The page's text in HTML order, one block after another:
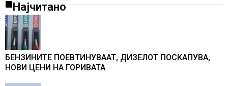
Најчитано
БЕНЗИНИТЕ ПОЕВТИНУВААТ, ДИЗЕЛОТ ПОСКАПУВА,
НОВИ ЦЕНИ НА ГОРИВАТА